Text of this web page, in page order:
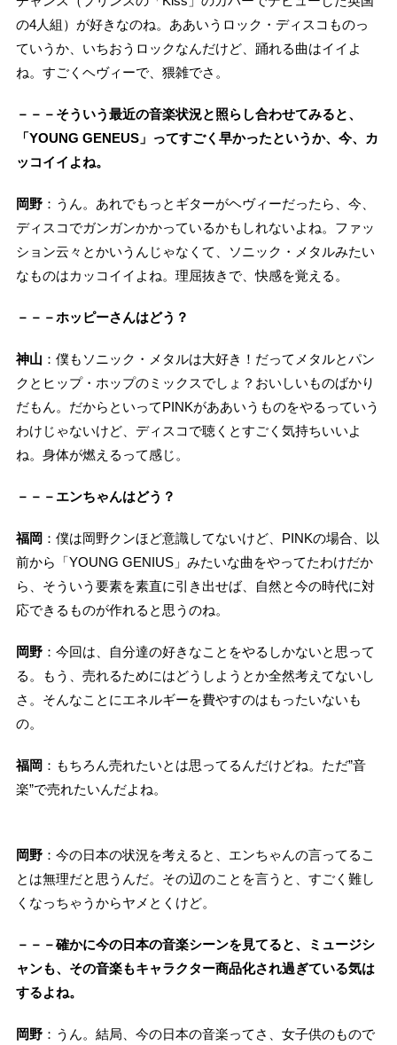
の4人組）が好きなのね。ああいうロック・ディスコものっ
ていうか、いちおうロックなんだけど、踊れる曲はイイよ
ね。すごくヘヴィーで、猥雑でさ。
－－－そういう最近の音楽状況と照らし合わせてみると、
「YOUNG GENEUS」ってすごく早かったというか、今、カ
ッコイイよね。
岡野 ：うん。あれでもっとギターがヘヴィーだったら、今、
ディスコでガンガンかかっているかもしれないよね。ファッ
ション云々とかいうんじゃなくて、ソニック・メタルみたい
なものはカッコイイよね。理屈抜きで、快感を覚える。
－－－ホッピーさんはどう？
神山 ：僕もソニック・メタルは大好き！だってメタルとパン
クとヒップ・ホップのミックスでしょ？おいしいものばかり
だもん。だからといってPINKがああいうものをやるっていう
わけじゃないけど、ディスコで聴くとすごく気持ちいいよ
ね。身体が燃えるって感じ。
－－－エンちゃんはどう？
福岡 ：僕は岡野クンほど意識してないけど、PINKの場合、以
前から「YOUNG GENIUS」みたいな曲をやってたわけだか
ら、そういう要素を素直に引き出せば、自然と今の時代に対
応できるものが作れると思うのね。
岡野 ：今回は、自分達の好きなことをやるしかないと思って
る。もう、売れるためにはどうしようとか全然考えてないし
さ。そんなことにエネルギーを費やすのはもったいないも
の。
福岡 ：もちろん売れたいとは思ってるんだけどね。ただ”音
楽”で売れたいんだよね。
岡野 ：今の日本の状況を考えると、エンちゃんの言ってるこ
とは無理だと思うんだ。その辺のことを言うと、すごく難し
くなっちゃうからヤメとくけど。
－－－確かに今の日本の音楽シーンを見てると、ミュージシ
ャンも、その音楽もキャラクター商品化され過ぎている気は
するよね。
岡野 ：うん。結局、今の日本の音楽ってさ、女子供のもので